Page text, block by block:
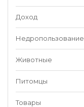
Доход
Недропользование
Животные
Питомцы
Товары